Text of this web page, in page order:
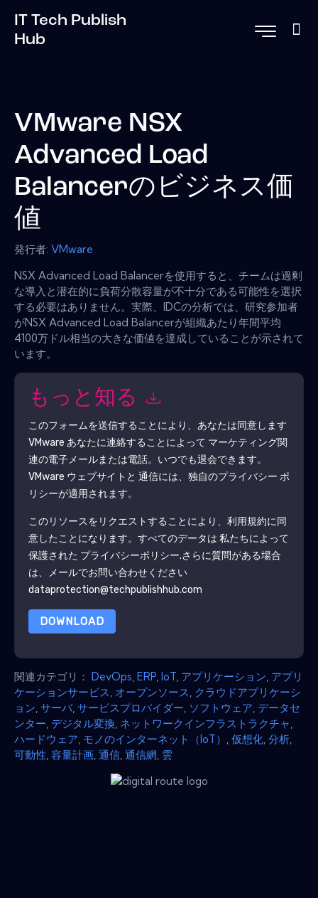
IT Tech Publish
Hub
VMware NSX
Advanced Load
Balancerのビジネス価
値
発行者: VMware
NSX Advanced Load Balancerを使用すると、チームは過剰
な導入と潜在的に負荷分散容量が不十分である可能性を選択
する必要はありません。実際、IDCの分析では、研究参加者
がNSX Advanced Load Balancerが組織あたり年間平均
4100万ドル相当の大きな価値を達成していることが示されて
います。
もっと知る
このフォームを送信することにより、あなたは同意します
VMware あなたに連絡することによって マーケティング関
連の電子メールまたは電話。いつでも退会できます。
VMware ウェブサイトと 通信には、独自のプライバシー ポ
リシーが適用されます。
このリソースをリクエストすることにより、利用規約に同
意したことになります。すべてのデータは 私たちによって
保護された プライバシーポリシー.さらに質問がある場合
は、メールでお問い合わせください
dataprotection@techpublishhub.com
DOWNLOAD
関連カテゴリ： DevOps ERP IoT アプリケーション アプリ
ケーションサービス オープンソース クラウドアプリケーシ
ョン サーバ, サービスプロバイダー ソフトウェア データセ
ンター デジタル変換 ネットワークインフラストラクチャ
ハードウェア モノのインターネット（IoT） 仮想化 分析
可動性 容量計画 通信 通信網 雲